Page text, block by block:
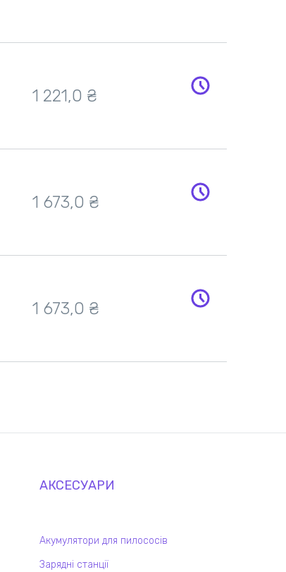
1 221,0 ₴
1 673,0 ₴
1 673,0 ₴
АКСЕСУАРИ
Акумулятори для пилососів
Зарядні станції